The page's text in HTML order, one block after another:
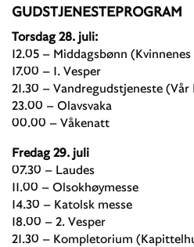
GUDSTJENESTEPROGRAM
Torsdag 28. juli:
12.05 – Middagsbønn
17.00 – 1. Vesper
21.30 – Vandregudstjeneste (Vår
23.00 – Olavsvaka
00.00 – Våkenatt
Fredag 29. juli
07.30 – Laudes
11.00 – Olsokhøymesse
14.30 – Katolsk messe
18.00 – 2. Vesper
21.30 – Kompletorium